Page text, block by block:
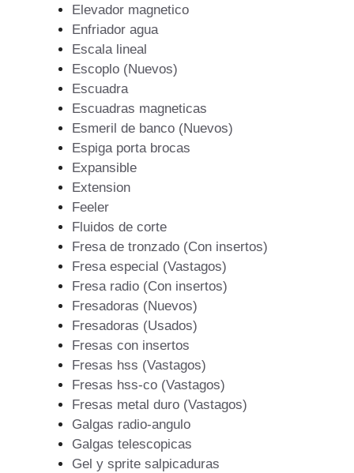
Elevador magnetico
Enfriador agua
Escala lineal
Escoplo (Nuevos)
Escuadra
Escuadras magneticas
Esmeril de banco (Nuevos)
Espiga porta brocas
Expansible
Extension
Feeler
Fluidos de corte
Fresa de tronzado (Con insertos)
Fresa especial (Vastagos)
Fresa radio (Con insertos)
Fresadoras (Nuevos)
Fresadoras (Usados)
Fresas con insertos
Fresas hss (Vastagos)
Fresas hss-co (Vastagos)
Fresas metal duro (Vastagos)
Galgas radio-angulo
Galgas telescopicas
Gel y sprite salpicaduras